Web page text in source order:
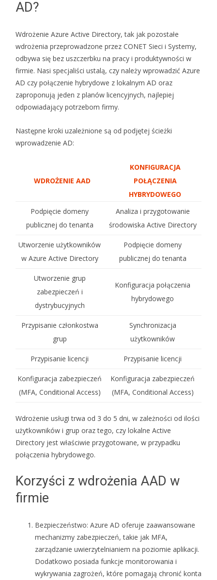
AD?
Wdrożenie Azure Active Directory, tak jak pozostałe
wdrożenia przeprowadzone przez CONET Sieci i Systemy,
odbywa się bez uszczerbku na pracy i produktywności w
firmie. Nasi specjaliści ustalą, czy należy wprowadzić Azure
AD czy połączenie hybrydowe z lokalnym AD oraz
zaproponują jeden z planów licencyjnych, najlepiej
odpowiadający potrzebom firmy.
Następne kroki uzależnione są od podjętej ścieżki
wprowadzenie AD:
WDROŻENIE AAD
KONFIGURACJA
POŁĄCZENIA
HYBRYDOWEGO
Podpięcie domeny
publicznej do tenanta
Analiza i przygotowanie
środowiska Active Directory
Utworzenie użytkowników
w Azure Active Directory
Podpięcie domeny
publicznej do tenanta
Utworzenie grup
zabezpieczeń i
dystrybucyjnych
Konfiguracja połączenia
hybrydowego
Przypisanie członkostwa
grup
Synchronizacja
użytkowników
Przypisanie licencji Przypisanie licencji
Konfiguracja zabezpieczeń
(MFA, Conditional Access)
Konfiguracja zabezpieczeń
(MFA, Conditional Access)
Wdrożenie usługi trwa od 3 do 5 dni, w zależności od ilości
użytkowników i grup oraz tego, czy lokalne Active
Directory jest właściwie przygotowane, w przypadku
połączenia hybrydowego.
Korzyści z wdrożenia AAD w
firmie
Bezpieczeństwo: Azure AD oferuje zaawansowane
mechanizmy zabezpieczeń, takie jak MFA,
zarządzanie uwierzytelnianiem na poziomie aplikacji.
Dodatkowo posiada funkcje monitorowania i
wykrywania zagrożeń, które pomagają chronić konta